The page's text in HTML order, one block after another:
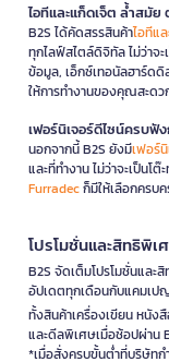
ไอทีและแก็ดเจ็ต ล้ำสมั
B2S ได้คัดสรรสินค้าไอทีแ
ทุกไลฟ์สไตล์ดิจิทัล ไม่ว่าจะ
ข้อมูล, เอ็กซ์เทอนัลฮาร์ดดิ
ให้การทำงานของคุณสะด
เฟอร์นิเจอร์ดีไซน์ครบฟั
นอกจากนี้ B2S ยังมีเฟอร์
และที่ทำงาน ไม่ว่าจะเป็นโ
Furradecก็มีให้เลือกครบ
โปรโมชั่นและสิทธิพิเ
B2S จัดเต็มโปรโมชั่นและ
อัปเดตทุกเดือนกับแคมเป
ทั้งสินค้าเครื่องเขียน หนัง
และดีลพิเศษเมื่อช้อปผ่าน
*เมื่อสั่งครบขั้นต่ำที่บริษัทก